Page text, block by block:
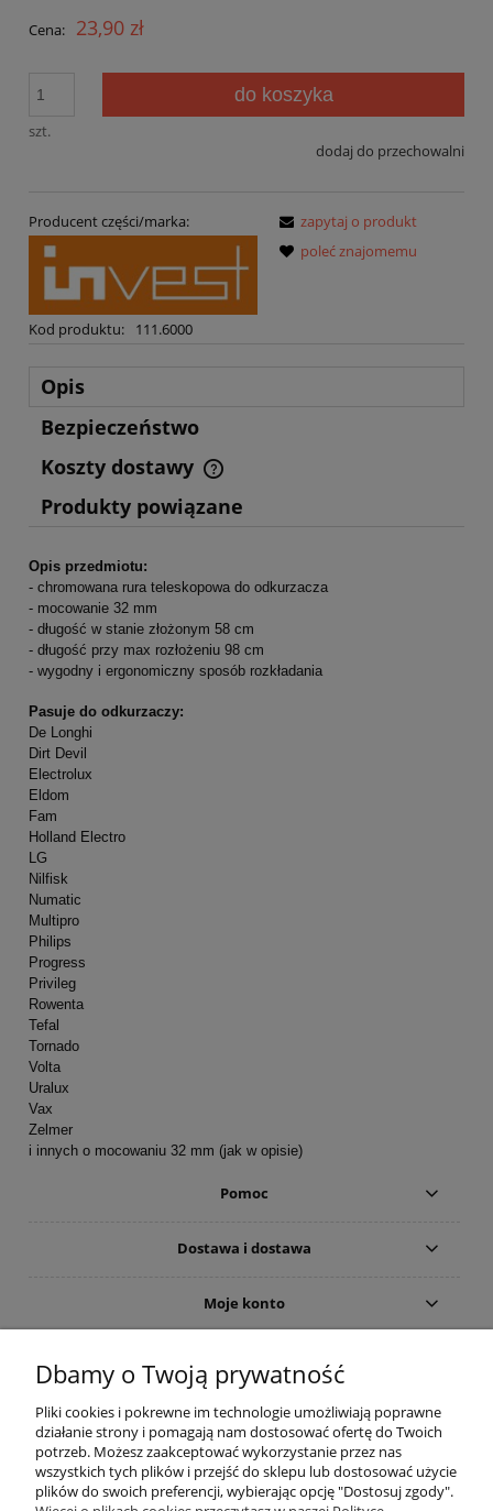
Cena: 23,90 zł
szt.
do koszyka
dodaj do przechowalni
Producent części/marka:
Kod produktu: 111.6000
zapytaj o produkt
poleć znajomemu
Opis
Bezpieczeństwo
Koszty dostawy
Cena nie zawiera ewentualnych kosztów płatności
Produkty powiązane
Opis przedmiotu:
- chromowana rura teleskopowa do odkurzacza
- mocowanie 32 mm
- długość w stanie złożonym 58 cm
- długość przy max rozłożeniu 98 cm
- wygodny i ergonomiczny sposób rozkładania
Pasuje do odkurzaczy:
De Longhi
Dirt Devil
Electrolux
Eldom
Fam
Holland Electro
LG
Nilfisk
Numatic
Multipro
Philips
Progress
Privileg
Rowenta
Tefal
Tornado
Volta
Uralux
Vax
Zelmer
i innych o mocowaniu 32 mm (jak w opisie)
Pomoc
Dostawa i dostawa
Moje konto
O firmie
Dbamy o Twoją prywatność
Pliki cookies i pokrewne im technologie umożliwiają poprawne
działanie strony i pomagają nam dostosować ofertę do Twoich
potrzeb. Możesz zaakceptować wykorzystanie przez nas
wszystkich tych plików i przejść do sklepu lub dostosować użycie
plików do swoich preferencji, wybierając opcję "Dostosuj zgody".